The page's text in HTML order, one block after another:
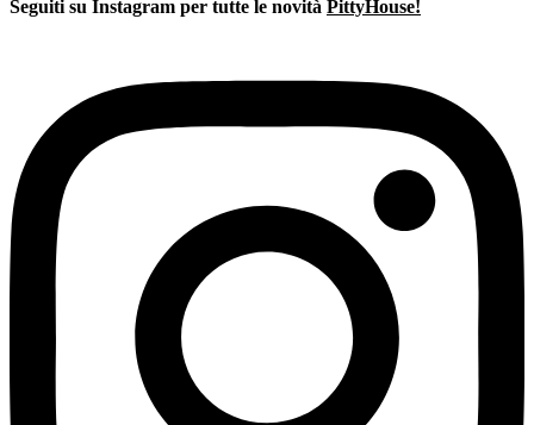
€210,00.€157,00.
Seguiti su Instagram per tutte le novità PittyHouse!